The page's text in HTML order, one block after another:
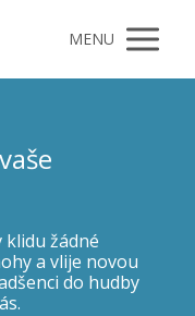
MENU
klidu žádné
a vlije novou
do hudby